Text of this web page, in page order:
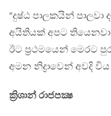
“දුෂ්ඨ පාලකයින්
අයිතියක් අපට
ඊට ප්‍රථමයෙන් මෙරට
අමන
ක්‍රිශාන් රාජපක්‍ෂ